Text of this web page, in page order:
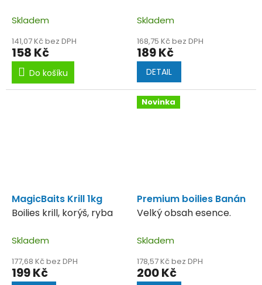
Skladem
141,07 Kč bez DPH
158 Kč
Do košíku
Skladem
168,75 Kč bez DPH
189 Kč
DETAIL
MagicBaits Krill 1kg
Boilies krill, korýš, ryba
Skladem
177,68 Kč bez DPH
199 Kč
Novinka
Premium boilies Banán
Velký obsah esence.
Skladem
178,57 Kč bez DPH
200 Kč